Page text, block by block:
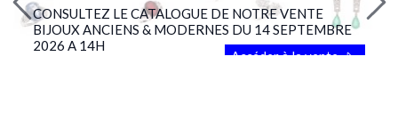
CONSULTEZ LE CATALOGUE DE NOTRE VENTE
BIJOUX ANCIENS & MODERNES DU 14 SEPTEMBRE
2026 A 14H
Accéder à la vente